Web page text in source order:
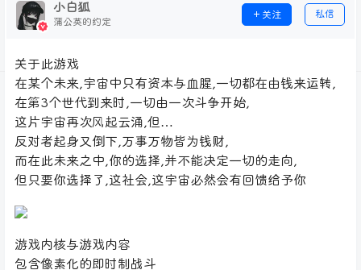
小白狐
蒲公英的约定
关注 私信
关于此游戏
在某个未来,宇宙中只有资本与血腥,一切都在由钱来运转,
在第3个世代到来时,一切由一次斗争开始,
这片宇宙再次风起云涌,但…
反对者起身又倒下,万事万物皆为钱财,
而在此未来之中,你的选择,并不能决定一切的走向,
但只要你选择了,这社会,这宇宙必然会有回馈给予你
游戏内核与游戏内容
包含像素化的即时制战斗